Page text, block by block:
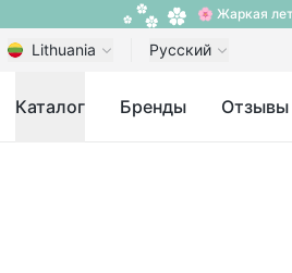
🌸 Жаркая
Lithuania Русский
Каталог Бренды Отзывы